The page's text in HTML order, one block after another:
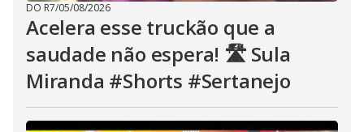
DO R7/05/08/2026
Acelera esse truckão que a
saudade não espera! 🛣️ Sula
Miranda #Shorts #Sertanejo